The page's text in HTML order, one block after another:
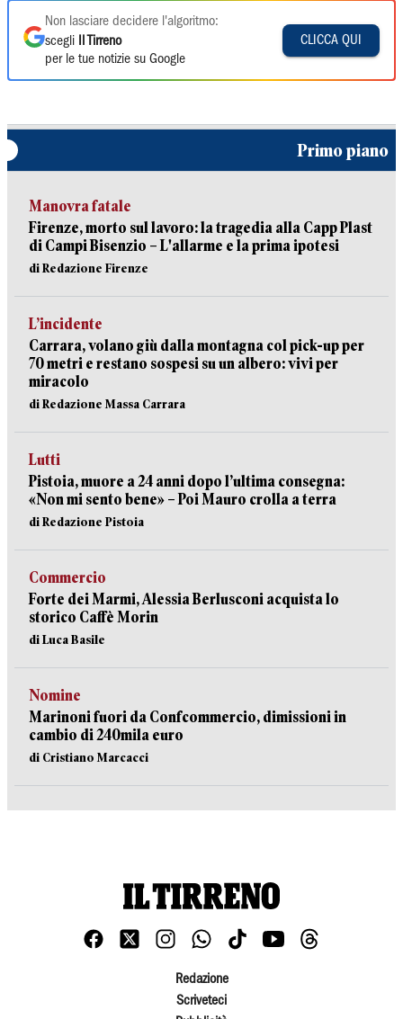
Non lasciare decidere l'algoritmo:
scegli
Il Tirreno
per le tue notizie su Google
CLICCA QUI
Primo piano
Manovra fatale
Firenze, morto sul lavoro: la tragedia alla Capp Plast
di Campi Bisenzio – L'allarme e la prima ipotesi
di Redazione Firenze
L’incidente
Carrara, volano giù dalla montagna col pick-up per
70 metri e restano sospesi su un albero: vivi per
miracolo
di Redazione Massa Carrara
Lutti
Pistoia, muore a 24 anni dopo l’ultima consegna:
«Non mi sento bene» – Poi Mauro crolla a terra
di Redazione Pistoia
Commercio
Forte dei Marmi, Alessia Berlusconi acquista lo
storico Caffè Morin
di Luca Basile
Nomine
Marinoni fuori da Confcommercio, dimissioni in
cambio di 240mila euro
di Cristiano Marcacci
Redazione
Scriveteci